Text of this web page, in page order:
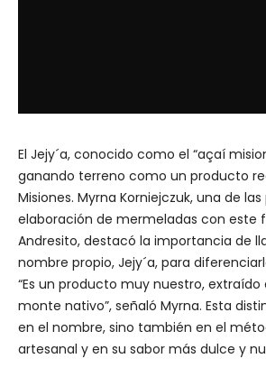
El Jejy´a, conocido como el “açaí
ganando terreno como un producto
Misiones. Myrna Korniejczuk, una de
elaboración de mermeladas con este
Andresito, destacó la importancia de
nombre propio, Jejy´a, para
“Es un producto muy nuestro,
monte nativo”, señaló Myrna. Esta
en el nombre, sino también en el
artesanal y en su sabor más dulce y